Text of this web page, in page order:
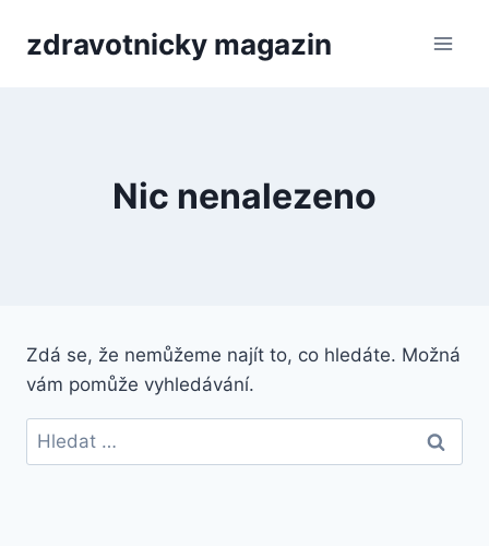
zdravotnicky magazin
Nic nenalezeno
Zdá se, že nemůžeme najít to, co hledáte. Možná
vám pomůže vyhledávání.
Vyhledávání